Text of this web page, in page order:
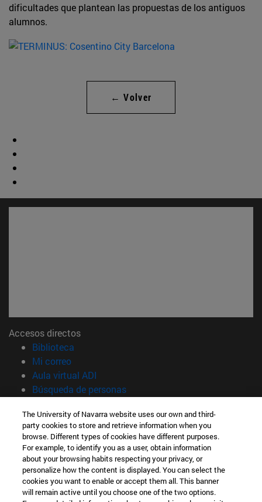
dificultades que plantean las propuestas de los antiguos
alumnos.
← Volver
Accesos directos
Biblioteca
Mi correo(abre en nueva ventana)
Aula virtual ADI
Búsqueda de personas(abre en nueva ventana)
Información
TFNO +34 948 42 56 00
¿QUÉ GRADO TE INTERESA?
¿QUÉ MÁSTER TE INTERESA?
© Universidad de Navarra
The University of Navarra website uses our own and third-
party cookies to store and retrieve information when you
browse. Different types of cookies have different purposes.
For example, to identify you as a user, obtain information
about your browsing habits respecting your privacy, or
personalize how the content is displayed. You can select the
cookies you want to enable or accept them all. This banner
will remain active until you choose one of the two options.